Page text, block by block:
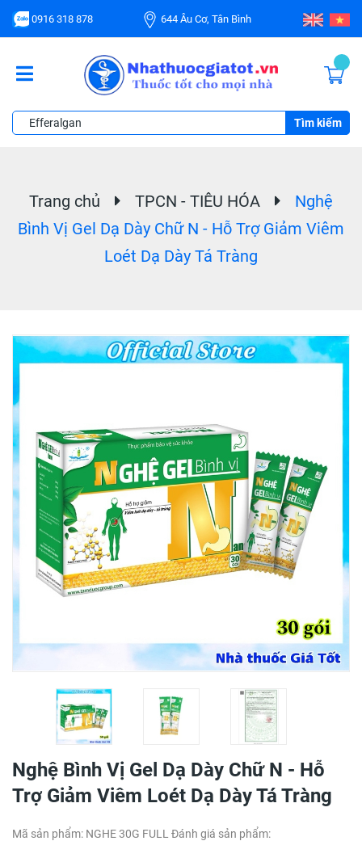
0916 318 878 644 Âu Cơ, Tân Bình
Tìm kiếm
Trang chủ TPCN - TIÊU HÓA
Nghệ
Bình Vị Gel Dạ Dày Chữ N - Hỗ Trợ Giảm Viêm
Loét Dạ Dày Tá Tràng
Nghệ Bình Vị Gel Dạ Dày Chữ N - Hỗ
Trợ Giảm Viêm Loét Dạ Dày Tá Tràng
Mã sản phẩm: NGHE 30G FULL Đánh giá sản phẩm: